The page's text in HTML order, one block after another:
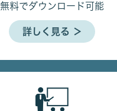
無料でダウンロード可能
詳しく見る ＞